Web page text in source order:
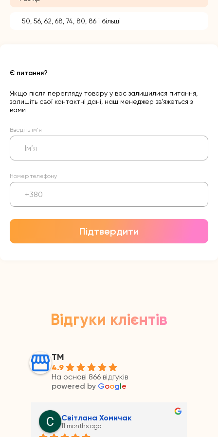
50, 56, 62, 68, 74, 80, 86 і більші
Є питання?
Якщо після перегляду товару у вас залишилися питання,
залишіть свої контактні дані, наш менеджер зв’яжеться з
вами
Введіть ім’я
Номер телефону
Підтвердити
Відгуки клієнтів
ТМ
4.9
На основі 866 відгуків
powered by Google
Андрій Прайс
11 months ago